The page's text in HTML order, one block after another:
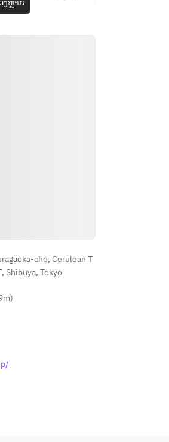
ງຫຼາຍ
cho, Cerulean T
Shibuya, Tokyo